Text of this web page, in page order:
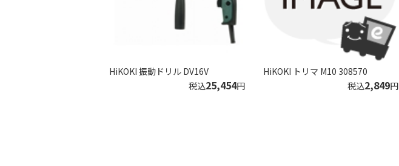
HiKOKI 振動ドリル DV16V
税込25,454円
HiKOKI トリマ M10 308570
税込2,849円